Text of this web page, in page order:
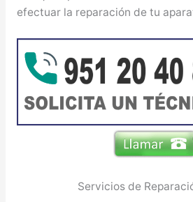
efectuar la reparación de tu
Servicios de